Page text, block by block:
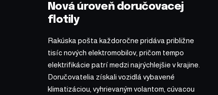
Nová úroveň doručovacej
flotily
Rakúska pošta každoročne pridáva približne
tisíc nových elektromobilov, pričom tempo
elektrifikácie patrí medzi najrýchlejšie v krajine.
Doručovatelia získali vozidlá vybavené
klimatizáciou, vyhrievaným volantom, cúvacou